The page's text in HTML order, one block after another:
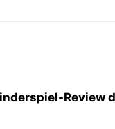
Review